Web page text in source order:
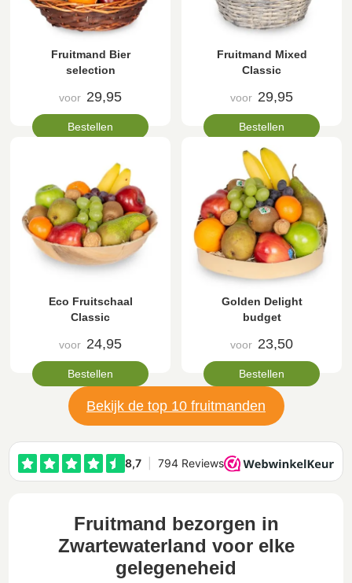
Fruitmand Bier
selection
voor 29,95
Bestellen
Fruitmand Mixed
Classic
voor 29,95
Bestellen
Eco Fruitschaal
Classic
voor 24,95
Bestellen
Golden Delight
budget
voor 23,50
Bestellen
Bekijk de top 10 fruitmanden
Fruitmand bezorgen in
Zwartewaterland voor elke
gelegeneheid